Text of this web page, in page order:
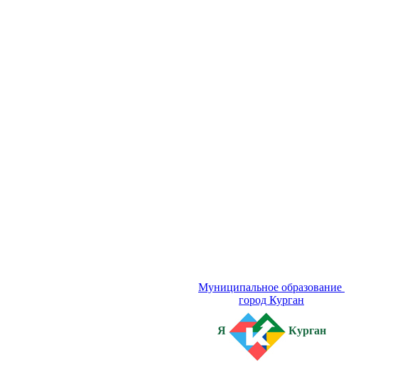
Муниципальное образование
город Курган
Я Курган